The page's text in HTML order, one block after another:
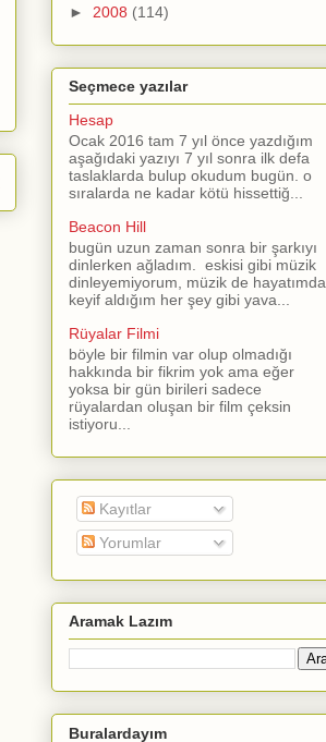
► 2008 (114)
Seçmece yazılar
Hesap
Ocak 2016 tam 7 yıl önce yazdığım
aşağıdaki yazıyı 7 yıl sonra ilk defa
taslaklarda bulup okudum bugün. o
sıralarda ne kadar kötü hissettiğ...
Beacon Hill
bugün uzun zaman sonra bir şarkıyı
dinlerken ağladım. eskisi gibi müzik
dinleyemiyorum, müzik de hayatımda
keyif aldığım her şey gibi yava...
Rüyalar Filmi
böyle bir filmin var olup olmadığı
hakkında bir fikrim yok ama eğer
yoksa bir gün birileri sadece
rüyalardan oluşan bir film çeksin
istiyoru...
Kayıtlar
Yorumlar
Aramak Lazım
Buralardayım